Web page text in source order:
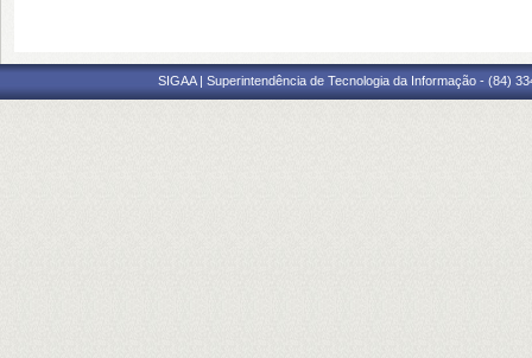
SIGAA | Superintendência de Tecnologia da Informação - (84)